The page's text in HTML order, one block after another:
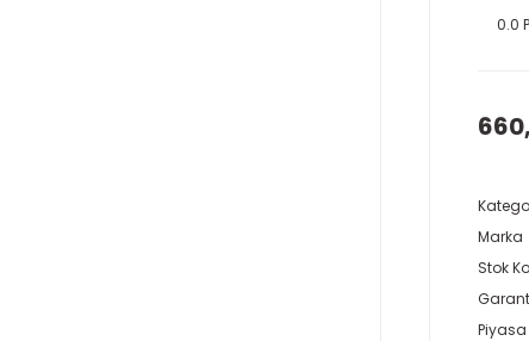
0.0
Marka
Stok
Piyasa